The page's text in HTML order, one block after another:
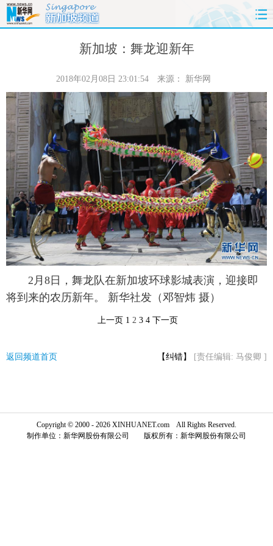
时政 国际
体育 人事
时尚 思客 地方 法治
港澳 台湾 华人 汽车
科技 能源 房产 公司
图片 视频 彩票 食品
旅游 健康 信息化 数据
金融 公益 军事 无人机
富媒体 摄影 新华广播
新华电视英文
新加坡：舞龙迎新年
2018年02月08日 23:01:54 来源： 新华网
2月8日，舞龙队在新加坡环球影城表演，迎接即
将到来的农历新年。 新华社发（邓智炜 摄）
上一页 1 2 3 4 下一页
返回频道首页 【纠错】 [责任编辑: 马俊卿 ]
Copyright © 2000 - 2026 XINHUANET.com All Rights Reserved.
制作单位：新华网股份有限公司 版权所有：新华网股份有限公司